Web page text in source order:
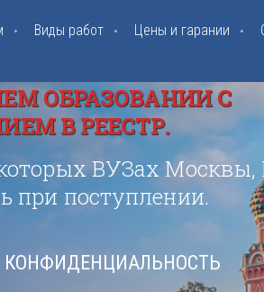
Виды работ Цены и гарании
ОБРАЗОВАНИИ С
В РЕЕСТР.
ВУЗах Москвы,
при поступлении.
КОНФИДЕНЦИАЛЬНОСТЬ